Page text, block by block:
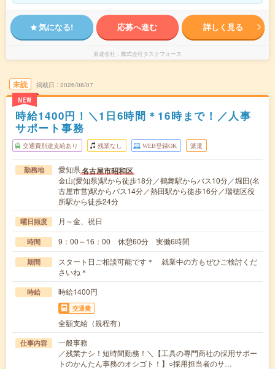
気になる! 応募へ進む 詳しく見る
派遣会社 株式会社タスクフォース
未読
NEW
掲載日 2026/08/07
時給1400円！＼1日6時間＊16時まで！／人事
サポート事務
交通費別途支給あり 残業なし WEB登録OK 派遣
勤務地 愛知県名古屋市昭和区
金山(愛知県)駅から徒歩18分／鶴舞駅からバス10分／堀田(名
古屋市営)駅からバス14分／熱田駅から徒歩16分／瑞穂区役
所駅から徒歩24分
曜日頻度 月～金、祝日
時間 9：00～16：00 休憩60分 実働6時間
期間
スタート日ご相談可能です＊ 就業中の方もぜひご検討くだ
さいね＊
時給 時給1400円
交通費
全額支給（規程有）
仕事内容
一般事務
／残業ナシ！短時間勤務！＼【工具の専門商社の採用サポー
トのかんたん事務のオシゴト！】○採用担当者のサ…